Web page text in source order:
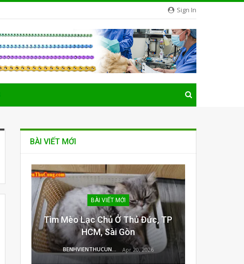
Sign In
BÀI VIẾT MỚI
BÀI VIẾT MỚI
Tìm Mèo Lạc Chủ Ở Thủ Đức, TP
HCM, Sài Gòn
Apr 20, 2026